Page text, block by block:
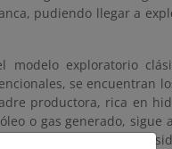
pudiendo llegar a
exploratorio
se encuentran
productora, rica en
o gas generado, sigue
permeabilidad y